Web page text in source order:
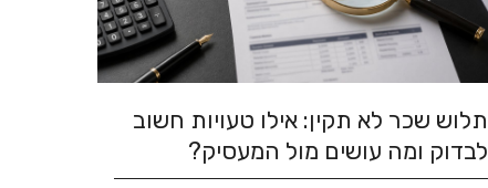
תלוש שכר לא תקין: אילו טעויות חשוב
לבדוק ומה עושים מול המעסיק?